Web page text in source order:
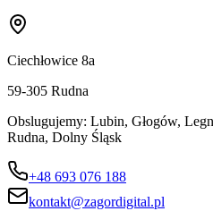
Ciechłowice 8a
59-305 Rudna
Obslugujemy: Lubin, Głogów,
Rudna, Dolny Śląsk
+48 693 076 188
kontakt@zagordigital.pl